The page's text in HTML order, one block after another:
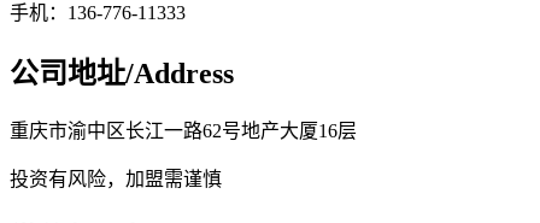
手机：136-776-11333
公司地址/Address
重庆市渝中区长江一路62号地产大厦16层
投资有风险，加盟需谨慎